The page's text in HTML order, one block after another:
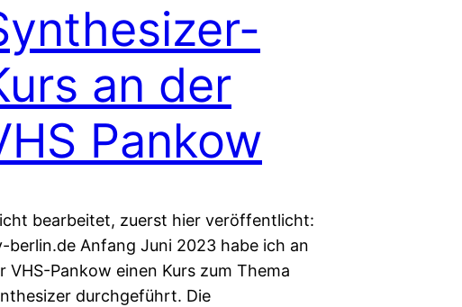
an der
Pankow
bearbeitet, zuerst hier veröffentlicht:
berlin.de Anfang Juni 2023 habe ich an
VHS-Pankow einen Kurs zum Thema
durchgeführt. Die